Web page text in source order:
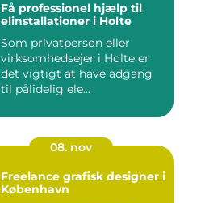
Få professionel hjælp til
elinstallationer i Holte
Som privatperson eller
virksomhedsejer i Holte er
det vigtigt at have adgang
til pålidelig ele...
08. nov
Freelance grafisk designer i
København